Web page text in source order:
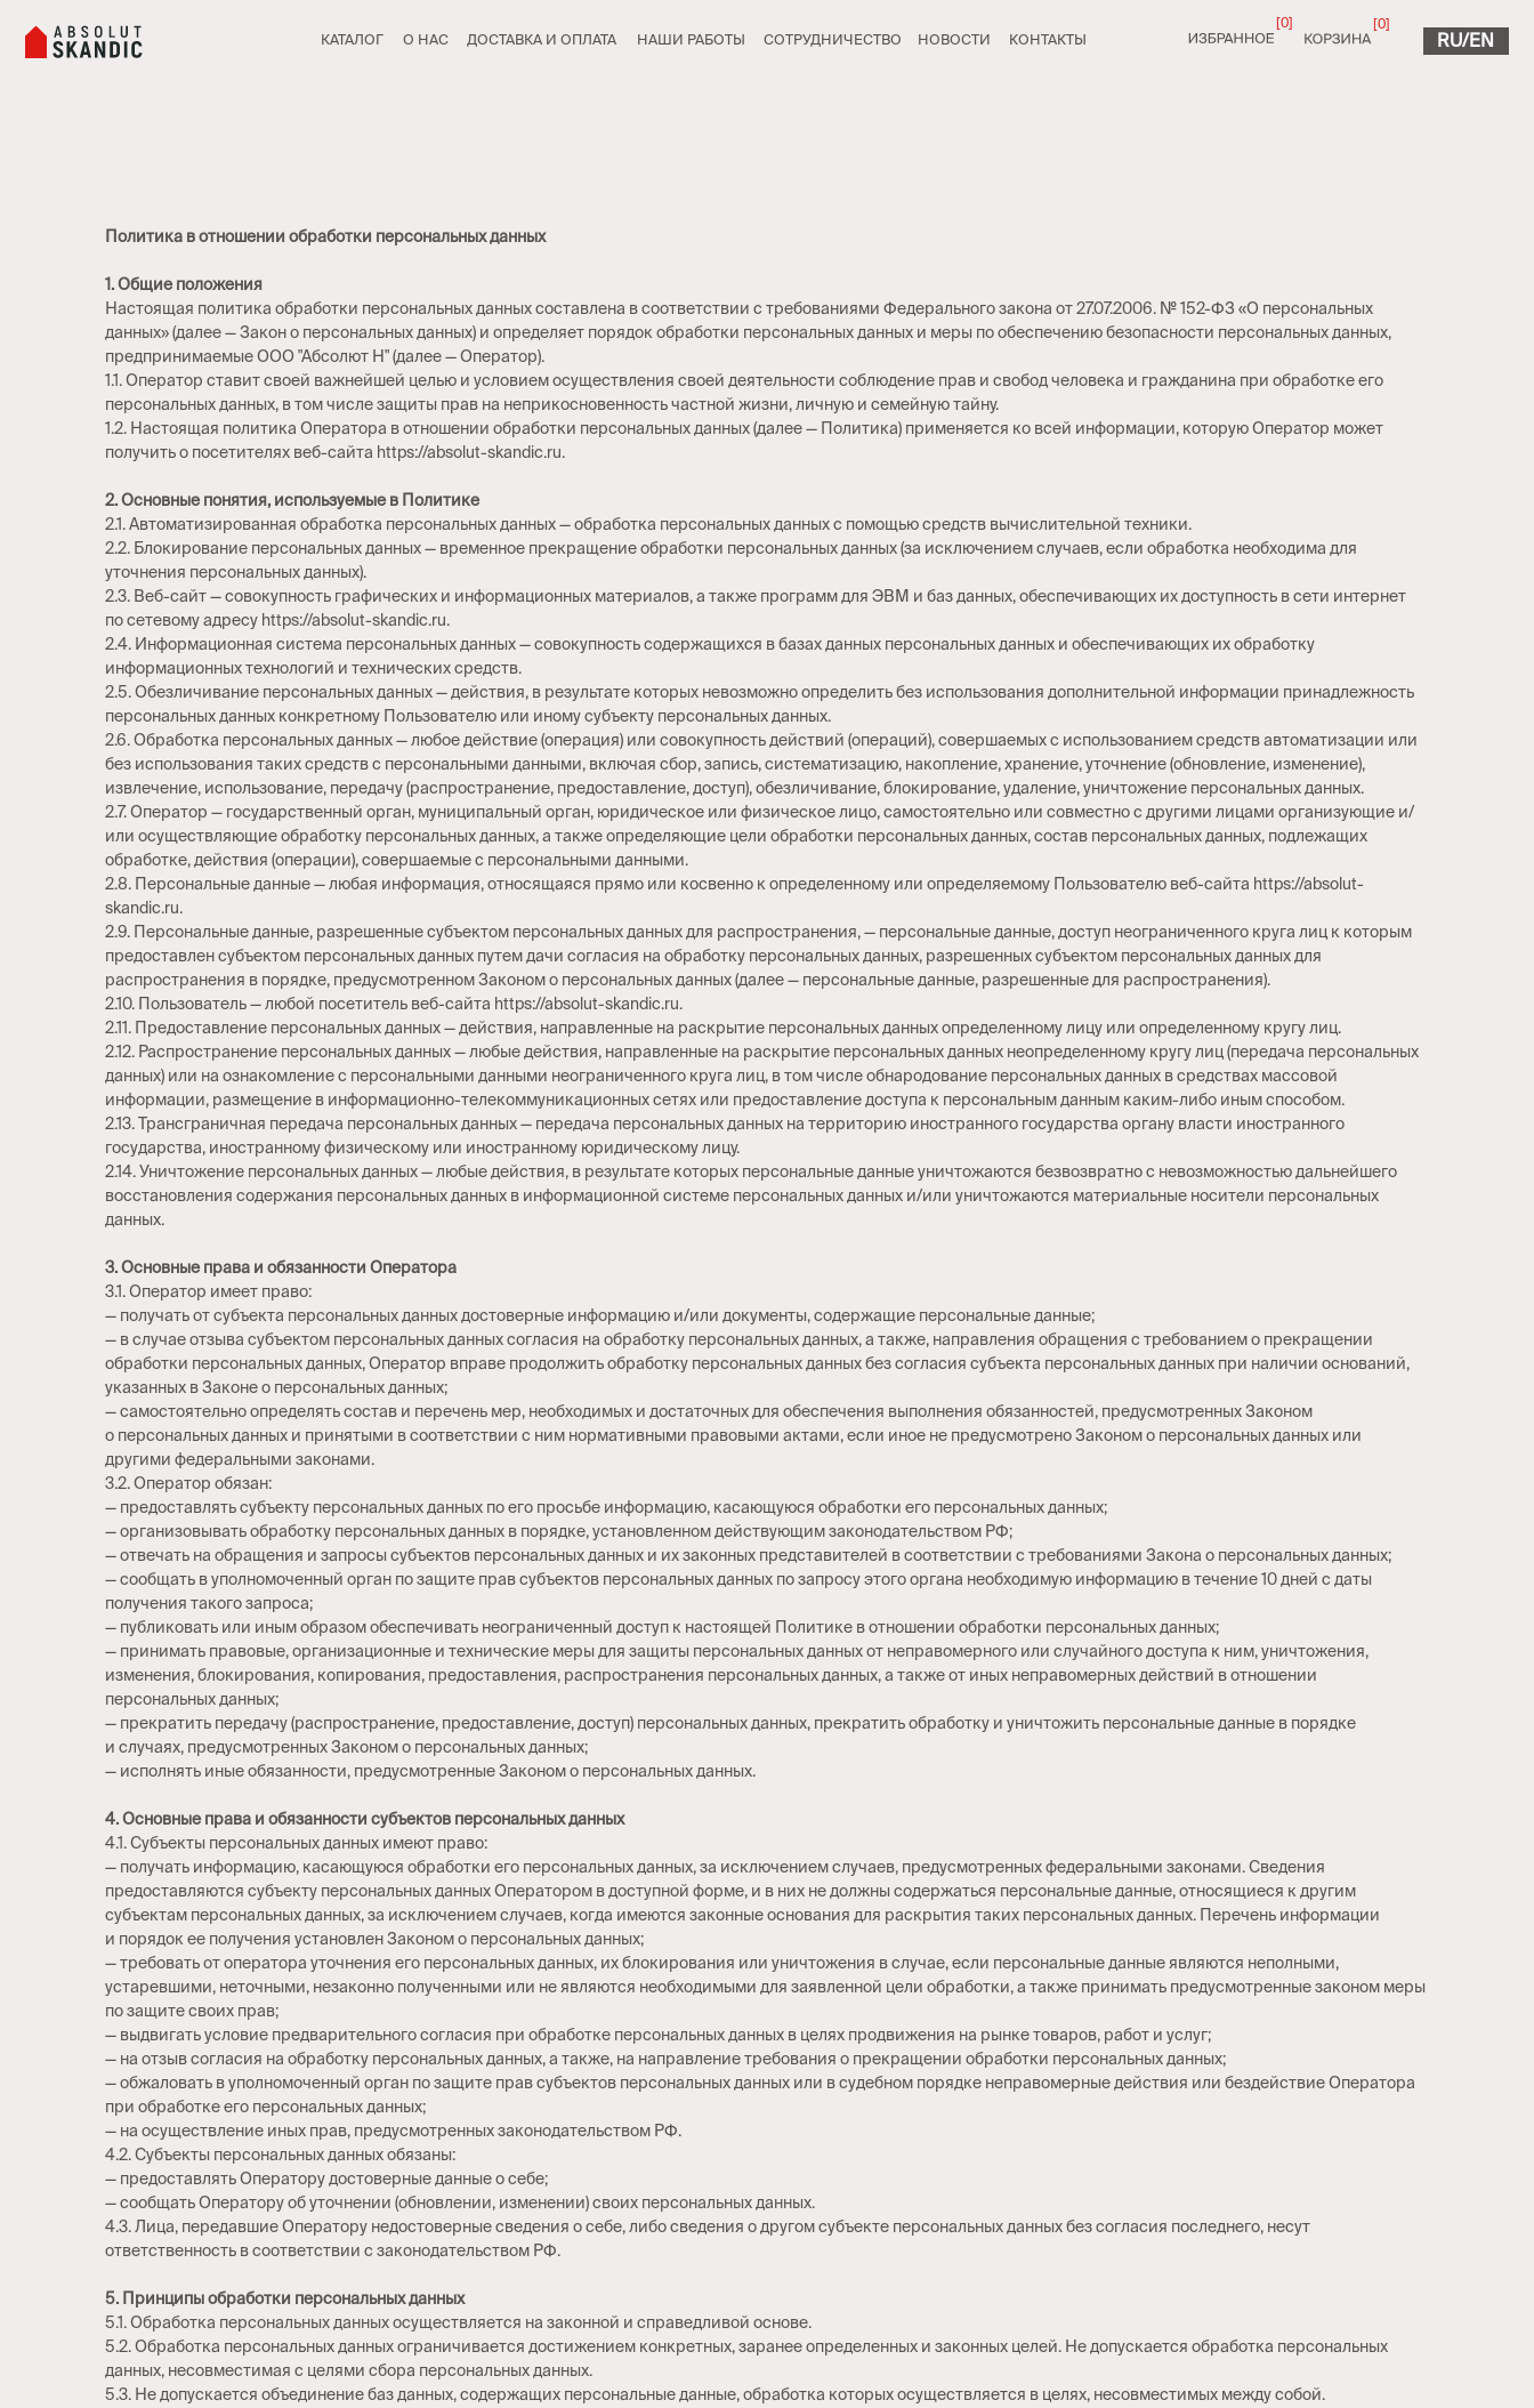
КОНТАКТЫ
НОВОСТИ
НАШИ РАБОТЫ СОТРУДНИЧЕСТВО
ДОСТАВКА И ОПЛАТА
О НАС
КАТАЛОГ RU/EN
Политика в отношении обработки персональных данных
1. Общие положения
Настоящая политика обработки персональных данных составлена в соответствии с требованиями Федерального закона от 27.07.2006. № 152-ФЗ «О персональных
данных» (далее — Закон о персональных данных) и определяет порядок обработки персональных данных и меры по обеспечению безопасности персональных данных,
предпринимаемые ООО "Абсолют Н" (далее — Оператор).
1.1. Оператор ставит своей важнейшей целью и условием осуществления своей деятельности соблюдение прав и свобод человека и гражданина при обработке его
персональных данных, в том числе защиты прав на неприкосновенность частной жизни, личную и семейную тайну.
1.2. Настоящая политика Оператора в отношении обработки персональных данных (далее — Политика) применяется ко всей информации, которую Оператор может
получить о посетителях веб-сайта https://absolut-skandic.ru.
2. Основные понятия, используемые в Политике
2.1. Автоматизированная обработка персональных данных — обработка персональных данных с помощью средств вычислительной техники.
2.2. Блокирование персональных данных — временное прекращение обработки персональных данных (за исключением случаев, если обработка необходима для
уточнения персональных данных).
2.3. Веб-сайт — совокупность графических и информационных материалов, а также программ для ЭВМ и баз данных, обеспечивающих их доступность в сети интернет
по сетевому адресу https://absolut-skandic.ru.
2.4. Информационная система персональных данных — совокупность содержащихся в базах данных персональных данных и обеспечивающих их обработку
информационных технологий и технических средств.
2.5. Обезличивание персональных данных — действия, в результате которых невозможно определить без использования дополнительной информации принадлежность
персональных данных конкретному Пользователю или иному субъекту персональных данных.
2.6. Обработка персональных данных — любое действие (операция) или совокупность действий (операций), совершаемых с использованием средств автоматизации или
без использования таких средств с персональными данными, включая сбор, запись, систематизацию, накопление, хранение, уточнение (обновление, изменение),
извлечение, использование, передачу (распространение, предоставление, доступ), обезличивание, блокирование, удаление, уничтожение персональных данных.
2.7. Оператор — государственный орган, муниципальный орган, юридическое или физическое лицо, самостоятельно или совместно с другими лицами организующие и/
или осуществляющие обработку персональных данных, а также определяющие цели обработки персональных данных, состав персональных данных, подлежащих
обработке, действия (операции), совершаемые с персональными данными.
2.8. Персональные данные — любая информация, относящаяся прямо или косвенно к определенному или определяемому Пользователю веб-сайта https://absolut-
skandic.ru.
2.9. Персональные данные, разрешенные субъектом персональных данных для распространения, — персональные данные, доступ неограниченного круга лиц к которым
предоставлен субъектом персональных данных путем дачи согласия на обработку персональных данных, разрешенных субъектом персональных данных для
распространения в порядке, предусмотренном Законом о персональных данных (далее — персональные данные, разрешенные для распространения).
2.10. Пользователь — любой посетитель веб-сайта https://absolut-skandic.ru.
2.11. Предоставление персональных данных — действия, направленные на раскрытие персональных данных определенному лицу или определенному кругу лиц.
2.12. Распространение персональных данных — любые действия, направленные на раскрытие персональных данных неопределенному кругу лиц (передача персональных
данных) или на ознакомление с персональными данными неограниченного круга лиц, в том числе обнародование персональных данных в средствах массовой
информации, размещение в информационно-телекоммуникационных сетях или предоставление доступа к персональным данным каким-либо иным способом.
2.13. Трансграничная передача персональных данных — передача персональных данных на территорию иностранного государства органу власти иностранного
государства, иностранному физическому или иностранному юридическому лицу.
2.14. Уничтожение персональных данных — любые действия, в результате которых персональные данные уничтожаются безвозвратно с невозможностью дальнейшего
восстановления содержания персональных данных в информационной системе персональных данных и/или уничтожаются материальные носители персональных
данных.
3. Основные права и обязанности Оператора
3.1. Оператор имеет право:
— получать от субъекта персональных данных достоверные информацию и/или документы, содержащие персональные данные;
— в случае отзыва субъектом персональных данных согласия на обработку персональных данных, а также, направления обращения с требованием о прекращении
обработки персональных данных, Оператор вправе продолжить обработку персональных данных без согласия субъекта персональных данных при наличии оснований,
указанных в Законе о персональных данных;
— самостоятельно определять состав и перечень мер, необходимых и достаточных для обеспечения выполнения обязанностей, предусмотренных Законом
о персональных данных и принятыми в соответствии с ним нормативными правовыми актами, если иное не предусмотрено Законом о персональных данных или
другими федеральными законами.
3.2. Оператор обязан:
— предоставлять субъекту персональных данных по его просьбе информацию, касающуюся обработки его персональных данных;
— организовывать обработку персональных данных в порядке, установленном действующим законодательством РФ;
— отвечать на обращения и запросы субъектов персональных данных и их законных представителей в соответствии с требованиями Закона о персональных данных;
— сообщать в уполномоченный орган по защите прав субъектов персональных данных по запросу этого органа необходимую информацию в течение 10 дней с даты
получения такого запроса;
— публиковать или иным образом обеспечивать неограниченный доступ к настоящей Политике в отношении обработки персональных данных;
— принимать правовые, организационные и технические меры для защиты персональных данных от неправомерного или случайного доступа к ним, уничтожения,
изменения, блокирования, копирования, предоставления, распространения персональных данных, а также от иных неправомерных действий в отношении
персональных данных;
— прекратить передачу (распространение, предоставление, доступ) персональных данных, прекратить обработку и уничтожить персональные данные в порядке
и случаях, предусмотренных Законом о персональных данных;
— исполнять иные обязанности, предусмотренные Законом о персональных данных.
4. Основные права и обязанности субъектов персональных данных
4.1. Субъекты персональных данных имеют право:
— получать информацию, касающуюся обработки его персональных данных, за исключением случаев, предусмотренных федеральными законами. Сведения
предоставляются субъекту персональных данных Оператором в доступной форме, и в них не должны содержаться персональные данные, относящиеся к другим
субъектам персональных данных, за исключением случаев, когда имеются законные основания для раскрытия таких персональных данных. Перечень информации
и порядок ее получения установлен Законом о персональных данных;
— требовать от оператора уточнения его персональных данных, их блокирования или уничтожения в случае, если персональные данные являются неполными,
устаревшими, неточными, незаконно полученными или не являются необходимыми для заявленной цели обработки, а также принимать предусмотренные законом меры
по защите своих прав;
— выдвигать условие предварительного согласия при обработке персональных данных в целях продвижения на рынке товаров, работ и услуг;
— на отзыв согласия на обработку персональных данных, а также, на направление требования о прекращении обработки персональных данных;
— обжаловать в уполномоченный орган по защите прав субъектов персональных данных или в судебном порядке неправомерные действия или бездействие Оператора
при обработке его персональных данных;
— на осуществление иных прав, предусмотренных законодательством РФ.
4.2. Субъекты персональных данных обязаны:
— предоставлять Оператору достоверные данные о себе;
— сообщать Оператору об уточнении (обновлении, изменении) своих персональных данных.
4.3. Лица, передавшие Оператору недостоверные сведения о себе, либо сведения о другом субъекте персональных данных без согласия последнего, несут
ответственность в соответствии с законодательством РФ.
5. Принципы обработки персональных данных
5.1. Обработка персональных данных осуществляется на законной и справедливой основе.
5.2. Обработка персональных данных ограничивается достижением конкретных, заранее определенных и законных целей. Не допускается обработка персональных
данных, несовместимая с целями сбора персональных данных.
5.3. Не допускается объединение баз данных, содержащих персональные данные, обработка которых осуществляется в целях, несовместимых между собой.